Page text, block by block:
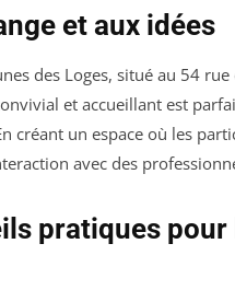
et aux idées
des Loges, situé au 54
et accueillant est
créant un espace où les
avec des
pratiques